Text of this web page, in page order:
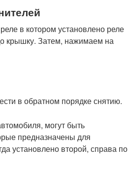
в котором установлено реле
крышку. Затем, нажимаем на
в обратном порядке снятию.
могут быть
предназначены для
установлено второй, справа по